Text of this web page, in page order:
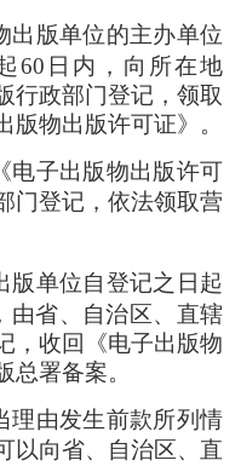
版单位的主办单位
60日内 ， 向所在地
行政部门登记 ， 领取
物出版许可证》。
电子出版物出版许可
门登记 ， 依法领取营
单位自登记之日起
由省、自治区、直辖
， 收回《电子出版物
总署备案。
理由发生前款所列情
以向省、自治区、直